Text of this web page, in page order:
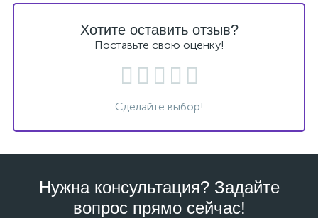
Хотите оставить отзыв?
Поставьте свою оценку!
Сделайте выбор!
Нужна консультация? Задайте
вопрос прямо сейчас!